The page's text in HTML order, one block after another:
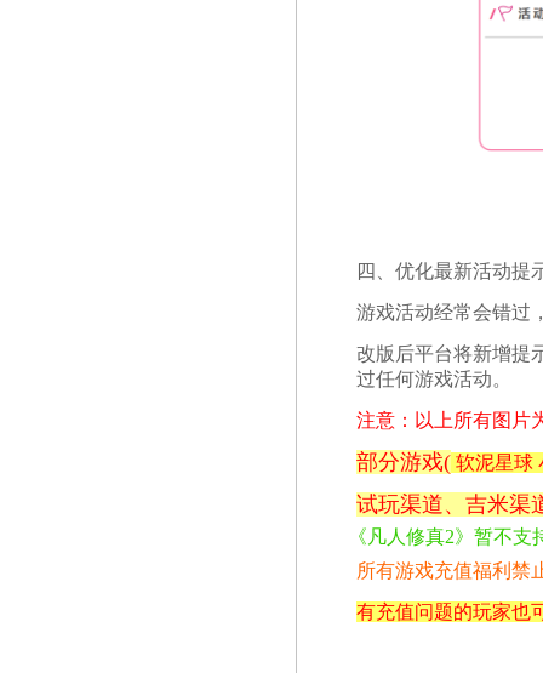
四、优化最新活动提
游戏活动经常会错过
改版后平台将新增提
过任何游戏活动。
注意：以上所有图片
部分游戏( 软泥星球
试玩渠道、吉米渠
《凡人修真2》暂不
所有游戏充值福利禁
有充值问题的玩家也